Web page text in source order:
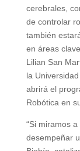
cerebrales,
de controlar
también
en áreas
Lilian San
la
abrirá el
Robótica en
“Si miramos
desempeñar